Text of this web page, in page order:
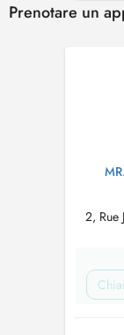
Prenotare un
2, Rue